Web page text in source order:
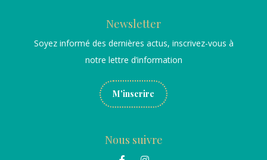
Newsletter
Soyez informé des dernières actus, inscrivez-vous à
notre lettre d’information
M'inscrire
Nous suivre